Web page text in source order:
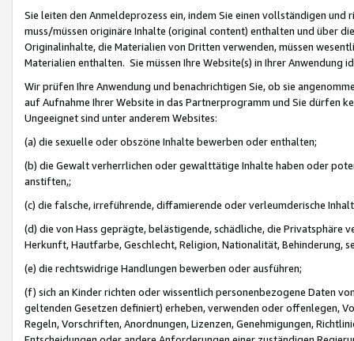
Sie leiten den Anmeldeprozess ein, indem Sie einen vollständigen
muss/müssen originäre Inhalte (original content) enthalten und über
Originalinhalte, die Materialien von Dritten verwenden, müssen
Materialien enthalten. Sie müssen Ihre Website(s) in Ihrer Anwendung
Wir prüfen Ihre Anwendung und benachrichtigen Sie, ob sie
auf Aufnahme Ihrer Website in das Partnerprogramm und Sie dürfen
Ungeeignet sind unter anderem Websites:
(a) die sexuelle oder obszöne Inhalte bewerben oder enthalten;
(b) die Gewalt verherrlichen oder gewalttätige Inhalte haben oder
anstiften,;
(c) die falsche, irreführende, diffamierende oder verleumderische
(d) die von Hass geprägte, belästigende, schädliche, die Privatsphäre
Herkunft, Hautfarbe, Geschlecht, Religion, Nationalität, Behinderung,
(e) die rechtswidrige Handlungen bewerben oder ausführen;
(f) sich an Kinder richten oder wissentlich personenbezogene Daten
geltenden Gesetzen definiert) erheben, verwenden oder offenlegen,
Regeln, Vorschriften, Anordnungen, Lizenzen, Genehmigungen,